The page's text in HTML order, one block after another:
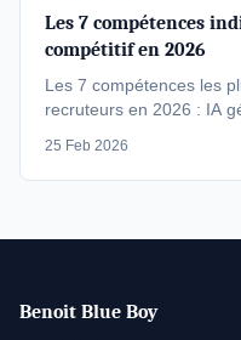
Les 7 compétences
compétitif en 2026
Les 7 compétences les
recruteurs en 2026 : IA
25 Feb 2026
Benoit Blue Boy